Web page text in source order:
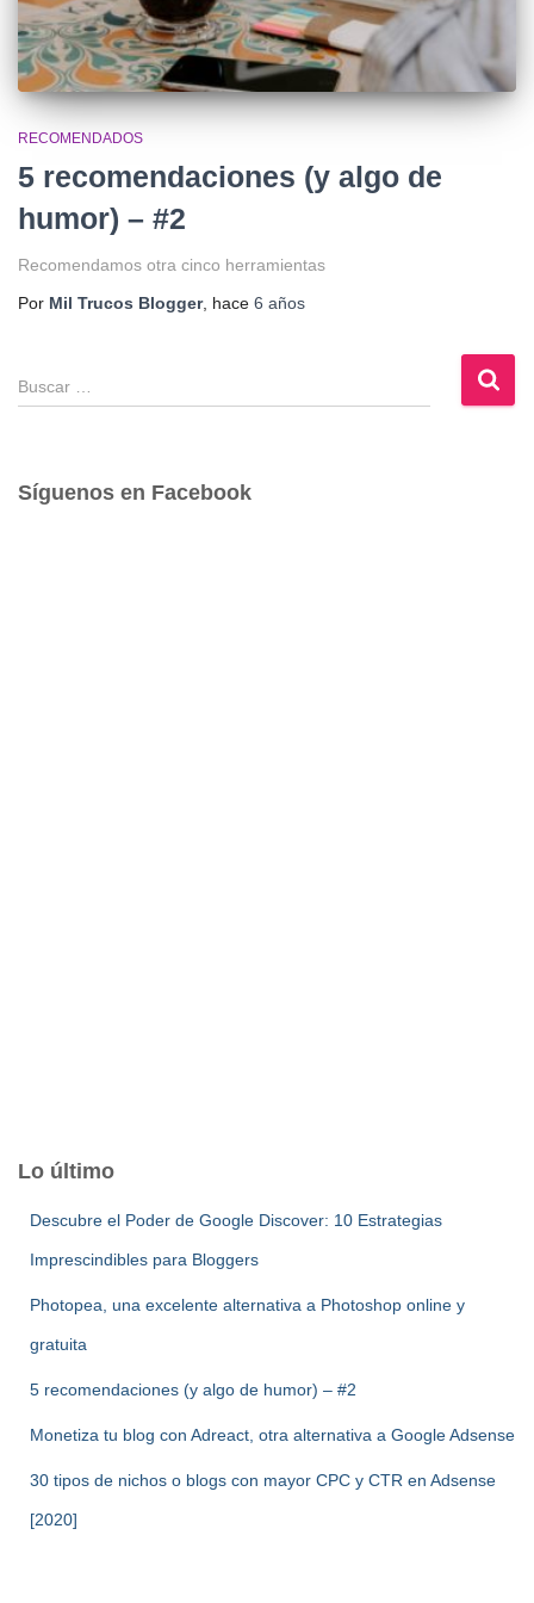
RECOMENDADOS
5 recomendaciones (y algo de
humor) – #2
Recomendamos otra cinco herramientas
Por Mil Trucos Blogger, hace 6 años
B
u
a
Síguenos en Facebook
Lo último
Descubre el Poder de Google Discover: 10 Estrategias
Imprescindibles para Bloggers
Photopea, una excelente alternativa a Photoshop online y
gratuita
5 recomendaciones (y algo de humor) – #2
Monetiza tu blog con Adreact, otra alternativa a Google Adsense
30 tipos de nichos o blogs con mayor CPC y CTR en Adsense
[2020]